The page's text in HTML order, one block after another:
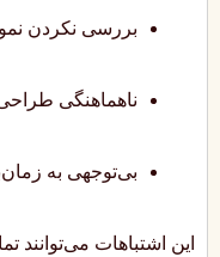
بررسی نکردن
ناهماهنگی طراحی
بی‌توجهی به
این اشتباهات می‌توانند